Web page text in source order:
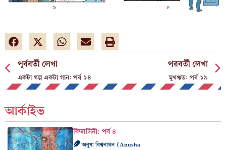
পূর্ববর্তী লেখা
একটা গল্প একটা গান: পর্ব ১৪
পরবর্তী লেখা
মুখঋত: পর্ব ১৯
আর্কাইভ
বিন্দাসিনী: পর্ব ৪
অনুষা বিশ্বনাথন (Anusha